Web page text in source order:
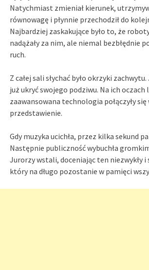
Natychmiast zmieniał kierunek,
równowagę i płynnie przechodził do
Najbardziej zaskakujące było to, że
nadążały za nim, ale niemal bezbłędnie
ruch.
Z całej sali słychać było okrzyki
już ukryć swojego podziwu. Na ich
zaawansowana technologia połączyły się
przedstawienie.
Gdy muzyka ucichła, przez kilka sekund
Następnie publiczność wybuchła
Jurorzy wstali, doceniając ten niezwykły i
który na długo pozostanie w pamięci